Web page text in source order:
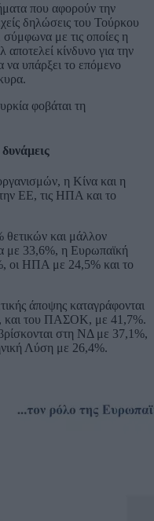
που αφορούν την
δηλώσεις του Τούρκου
με τις οποίες η
κίνδυνο για την
να υπάρξει το επόμενο
φοβάται τη
η Κίνα και η
ΕΕ, τις ΗΠΑ και το
θετικών και μάλλον
με 33,6%, η Ευρωπαϊκή
οι ΗΠΑ με 24,5% και το
άποψης καταγράφονται
και του ΠΑΣΟΚ, με 41,7%.
στη ΝΔ με 37,1%,
Λύση με 26,4%.